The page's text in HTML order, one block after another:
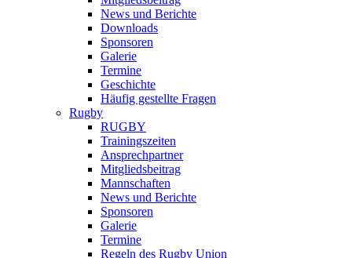
News und Berichte
Downloads
Sponsoren
Galerie
Termine
Geschichte
Häufig gestellte Fragen
Rugby
RUGBY
Trainingszeiten
Ansprechpartner
Mitgliedsbeitrag
Mannschaften
News und Berichte
Sponsoren
Galerie
Termine
Regeln des Rugby Union